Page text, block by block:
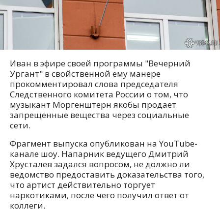
Иван в эфире своей программы "Вечерний
Ургант" в свойственной ему манере
прокомментировал слова председателя
Следственного комитета России о том, что
музыкант Моргенштерн якобы продает
запрещенные вещества через социальные
сети.
Фрагмент выпуска опубликован на YouTube-
канале шоу. Напарник ведущего Дмитрий
Хрусталев задался вопросом, не должно ли
ведомство предоставить доказательства того,
что артист действительно торгует
наркотиками, после чего получил ответ от
коллеги.